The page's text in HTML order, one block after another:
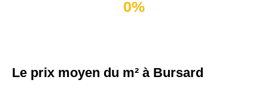
0%
Le prix moyen du m² à Bursard